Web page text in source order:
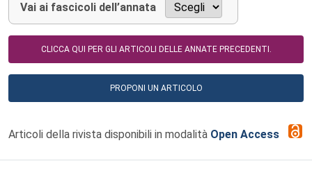
Vai ai fascicoli dell’annata
CLICCA QUI PER GLI ARTICOLI DELLE ANNATE PRECEDENTI.
PROPONI UN ARTICOLO
Articoli della rivista disponibili in modalità Open Access